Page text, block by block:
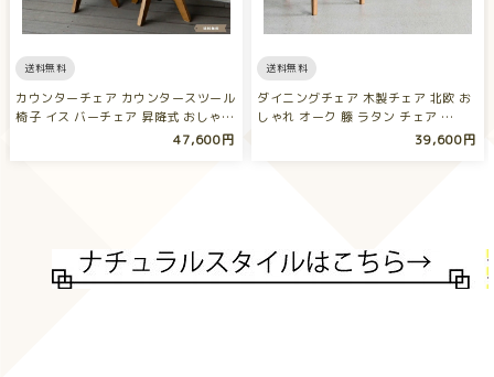
送料無料
カウンターチェア カウンタースツール
椅子 イス バーチェア 昇降式 おしゃ…
47,600円
送料無料
ダイニングチェア 木製チェア 北欧 お
しゃれ オーク 籐 ラタン チェア …
39,600円